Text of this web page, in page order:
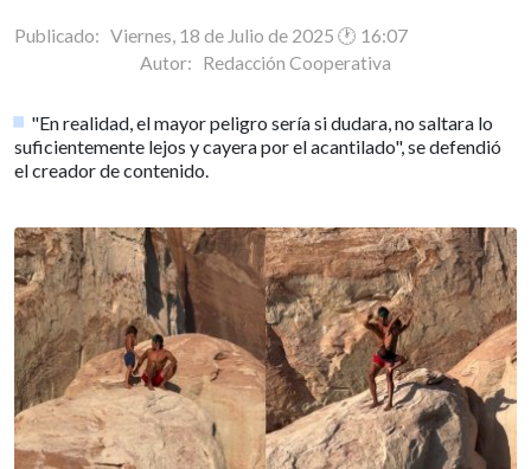
Publicado: Viernes, 18 de Julio de 2025 🕐 16:07
Autor: Redacción Cooperativa
"En realidad, el mayor peligro sería si dudara, no saltara lo
suficientemente lejos y cayera por el acantilado", se defendió
el creador de contenido.